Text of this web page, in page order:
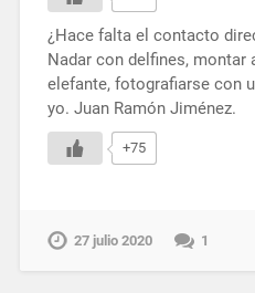
¿Hace falta el contacto
Nadar con delfines, montar
elefante, fotografiarse con
yo. Juan Ramón Jiménez.
+75
27 julio 2020 1